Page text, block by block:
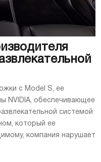
с Model S, ее
NVIDIA, обеспечивающее
системой
который ее
компания нарушает